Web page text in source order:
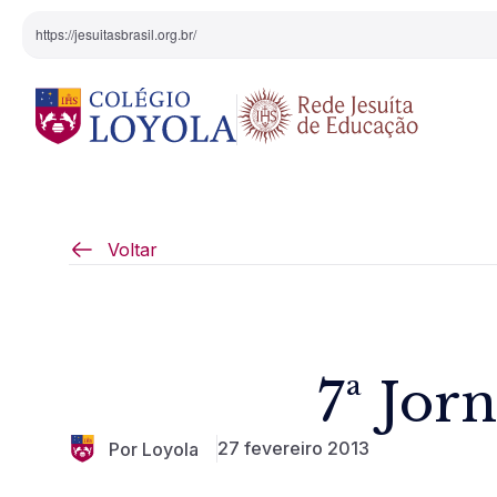
https://jesuitasbrasil.org.br/
Pedagogia Inaciana
Voltar
7ª
Por Loyola 27 fevereiro 2013